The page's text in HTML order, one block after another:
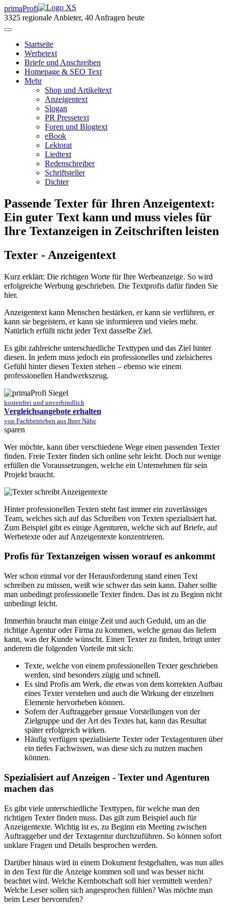
primaProfi
3325 regionale Anbieter, 40 Anfragen heute
Startseite
Werbetext
Briefe und Anschreiben
Homepage & SEO Text
Mehr
Shop und Artikeltext
Anzeigentext
Slogan
PR Pressetext
Foren und Blogtext
eBook
Lektorat
Liedtext
Redenschreiber
Schriftsteller
Dichter
Passende Texter für Ihren Anzeigentext:
Ein guter Text kann und muss vieles für
Ihre Textanzeigen in Zeitschriften leisten
Texter - Anzeigentext
Kurz erklärt: Die richtigen Worte für Ihre Werbeanzeige. So wird
erfolgreiche Werbung geschrieben. Die Textprofis dafür finden Sie
hier.
Anzeigentext kann Menschen bestärken, er kann sie verführen, er
kann sie begeistern, er kann sie informieren und vieles mehr.
Natürlich erfüllt nicht jeder Text dasselbe Ziel.
Es gibt zahlreiche unterschiedliche Texttypen und das Ziel hinter
diesen. In jedem muss jedoch ein professionelles und zielsicheres
Gefühl hinter diesen Texten stehen – ebenso wie einem
professionellen Handwerkszeug.
kostenfrei und unverbindlich
Vergleichsangebote erhalten
von Fachbetrieben aus Ihrer Nähe
sparen
Wer möchte, kann über verschiedene Wege einen passenden Texter
finden. Freie Texter finden sich online sehr leicht. Doch nur wenige
erfüllen die Voraussetzungen, welche ein Unternehmen für sein
Projekt braucht.
Hinter professionellen Texten steht fast immer ein zuverlässiges
Team, welches sich auf das Schreiben von Texten spezialisiert hat.
Zum Beispiel gibt es einige Agenturen, welche sich auf Briefe, auf
Werbetexte oder auf Anzeigentexte konzentrieren.
Profis für Textanzeigen wissen worauf es ankommt
Wer schon einmal vor der Herausforderung stand einen Text
schreiben zu müssen, weiß wie schwer das sein kann. Daher sollte
man unbedingt professionelle Texter finden. Das ist zu Beginn nicht
unbedingt leicht.
Immerhin braucht man einige Zeit und auch Geduld, um an die
richtige Agentur oder Firma zu kommen, welche genau das liefern
kann, was der Kunde wünscht. Einen Texter zu finden, bringt unter
anderem die folgenden Vorteile mit sich:
Texte, welche von einem professionellen Texter geschrieben
werden, sind besonders zügig und schnell.
Es sind Profis am Werk, die etwas von dem korrekten Aufbau
eines Texter verstehen und auch die Wirkung der einzelnen
Elemente hervorheben können.
Sofern der Auftraggeber genaue Vorstellungen von der
Zielgruppe und der Art des Textes hat, kann das Resultat
später erfolgreich wirken.
Häufig verfügen spezialisierte Texter oder Textagenturen über
ein tiefes Fachwissen, was diese sich zu nutzen machen
können.
Spezialisiert auf Anzeigen - Texter und Agenturen
machen das
Es gibt viele unterschiedliche Texttypen, für welche man den
richtigen Texter finden muss. Das gilt zum Beispiel auch für
Anzeigentexte. Wichtig ist es, zu Beginn ein Meeting zwischen
Auftraggeber und der Textagentur durchzuführen. So können sofort
unklare Fragen und Details besprochen werden.
Darüber hinaus wird in einem Dokument festgehalten, was nun alles
in den Text für die Anzeige kommen soll und was besser nicht
beachtet wird. Welche Kernbotschaft soll hier vermittelt werden?
Welche Leser sollen sich angesprochen fühlen? Was möchte man
beim Leser hervorrufen?